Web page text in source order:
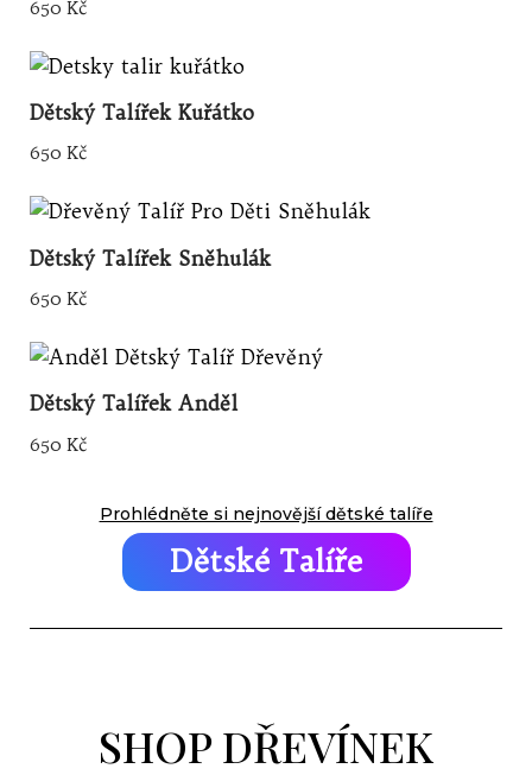
650 Kč
Dětský Talířek Kuřátko
650 Kč
Dětský Talířek Sněhulák
650 Kč
Dětský Talířek Anděl
650 Kč
Prohlédněte si nejnovější dětské talíře
Dětské Talíře
SHOP DŘEVÍNEK